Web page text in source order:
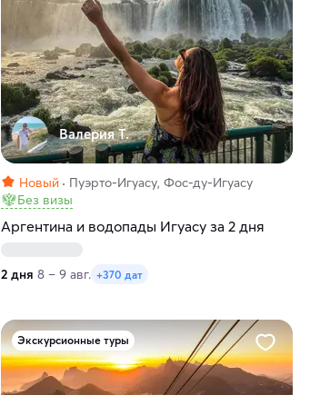
Валерия Т.
Новый
Пуэрто-Игуасу, Фос-ду-Игуасу
Без визы
Аргентина и водопады Игуасу за 2 дня
2 дня 8 – 9 авг. +370 дат
Экскурсионные туры